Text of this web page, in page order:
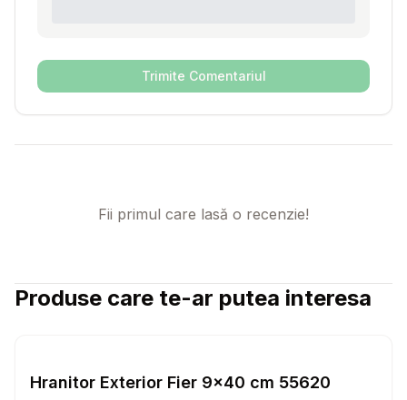
Trimite Comentariul
Fii primul care lasă o recenzie!
Produse care te-ar putea interesa
Hranitor Exterior Fier 9x40 cm 55620